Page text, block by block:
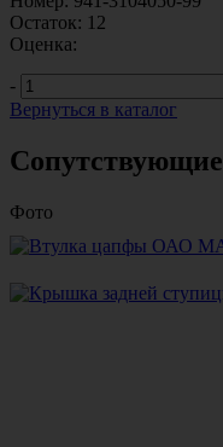
Остаток: 12
Оценка:
-
Вернуться в каталог
Фото